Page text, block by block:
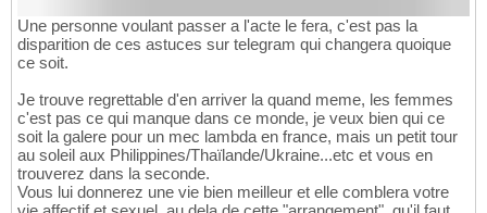
Une personne voulant passer a l'acte le fera, c'est pas la
disparition de ces astuces sur telegram qui changera quoique
ce soit.
Je trouve regrettable d'en arriver la quand meme, les femmes
c'est pas ce qui manque dans ce monde, je veux bien qui ce
soit la galere pour un mec lambda en france, mais un petit tour
au soleil aux Philippines/Thaïlande/Ukraine...etc et vous en
trouverez dans la seconde.
Vous lui donnerez une vie bien meilleur et elle comblera votre